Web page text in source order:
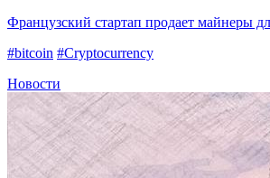
Французский стартап продает майнеры
#bitcoin #Cryptocurrency
Новости